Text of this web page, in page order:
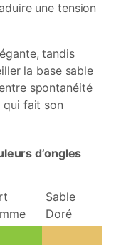
une tension
tandis
la base sable
spontanéité
qui fait son
d’ongles
Sable
Doré